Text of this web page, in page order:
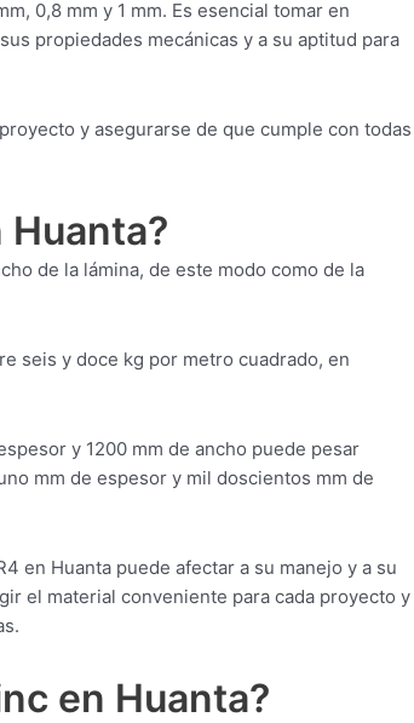
0,8 mm y 1 mm. Es esencial tomar en
propiedades mecánicas y a su aptitud para
y asegurarse de que cumple con todas
Huanta?
de la lámina, de este modo como de la
seis y doce kg por metro cuadrado, en
y 1200 mm de ancho puede pesar
mm de espesor y mil doscientos mm de
en Huanta puede afectar a su manejo y a su
el material conveniente para cada proyecto y
en Huanta?